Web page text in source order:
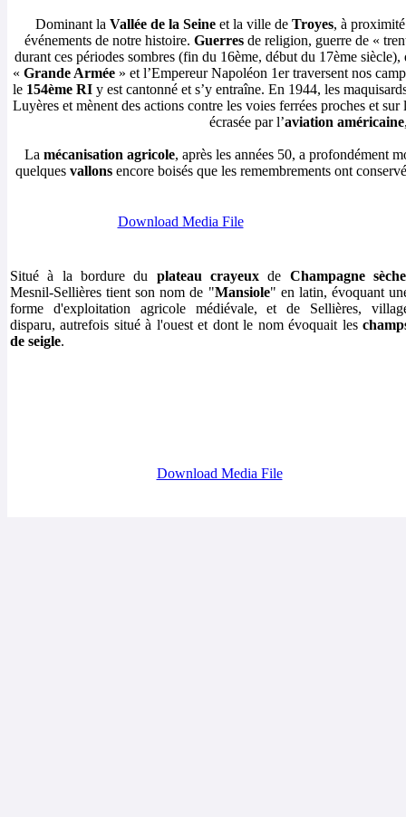
Dominant la Vallée de la Seine et la ville de Troyes, à
événements de notre histoire. Guerresde religion, guerre de «
durant ces périodes sombres (fin du 16ème, début du 17ème
« Grande Armée» et l’Empereur Napoléon 1er traversent nos
le 154ème RI y est cantonné et s’y entraîne. En 1944, les
Luyères et mènent des actions contre les voies ferrées proches et
écrasée par l’aviation américaine
La mécanisation agricole, après les années 50, a profondément
quelques vallons encore boisés que les remembrements ont
Download Media File
Situé à la bordure du plateau crayeuxde Champagne sèche
Mesnil-Sellières tient son nom de "Mansiole" en latin, évoquant
forme d'exploitation agricole médiévale, et de Sellières,
disparu, autrefois situé à l'ouest et dont le nom évoquait les
de seigle.
Download Media File